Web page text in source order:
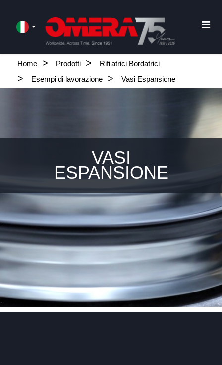
Home Prodotti
Rifilatrici Bordatrici
Esempi di lavorazione
Vasi Espansione
VASI
ESPANSIONE
.
.